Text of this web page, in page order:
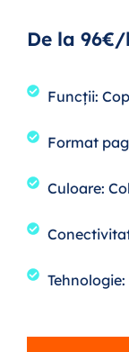
De la
Funcții:
Format
Culoare: